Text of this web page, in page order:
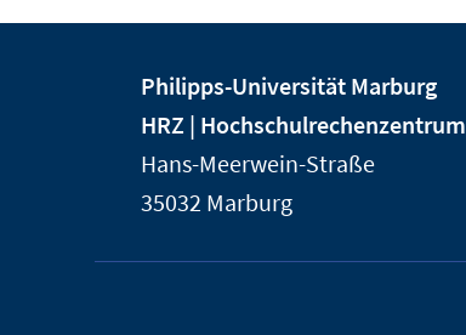
Informationen
der
Universität
Marburg
Philipps-Universität Marburg
HRZ | Hochschulrechenzentrum
Hans-Meerwein-Straße
35032 Marburg